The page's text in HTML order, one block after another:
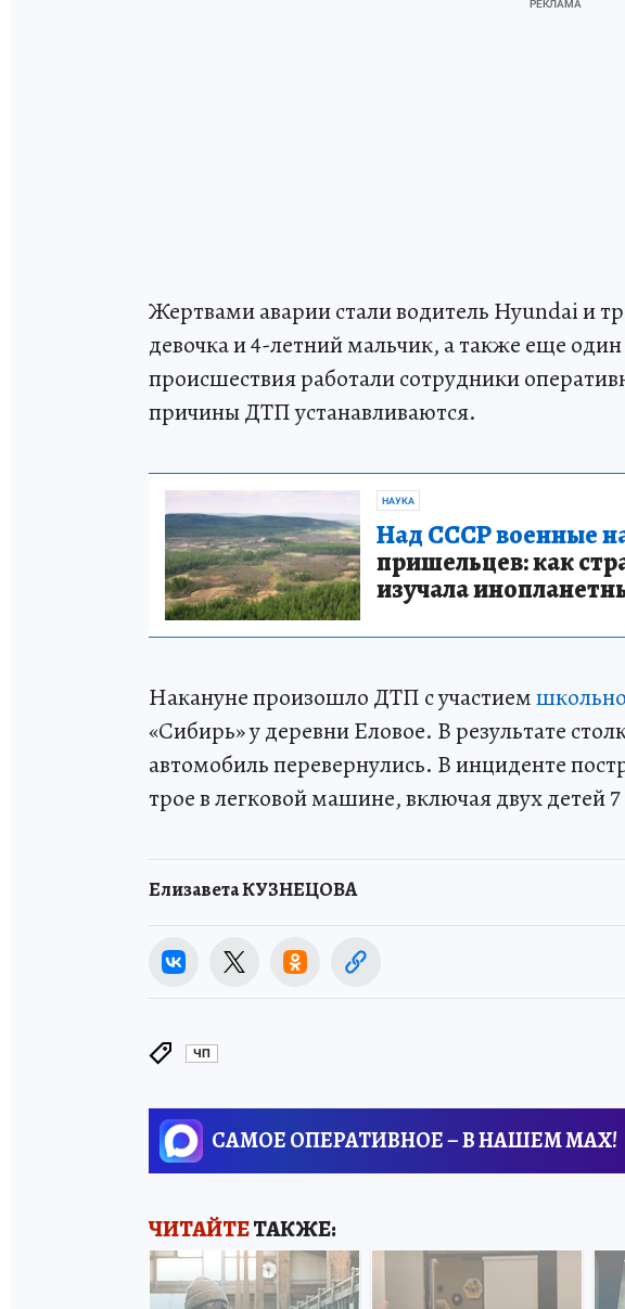
Жертвами аварии стали водитель Hyundai и
девочка и 4-летний мальчик, а также еще
происшествия работали сотрудники
причины ДТП устанавливаются.
НАУКА
Над СССР военные
пришельцев: как
изучала
Накануне произошло ДТП с участием
«Сибирь» у деревни Еловое. В результате
автомобиль перевернулись. В инциденте
трое в легковой машине, включая двух детей 7
Елизавета КУЗНЕЦОВА
ЧП
САМОЕ ОПЕРАТИВНОЕ – В НАШЕМ MAX!
ЧИТАЙТЕТАКЖЕ: